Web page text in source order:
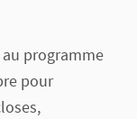
programme
pour